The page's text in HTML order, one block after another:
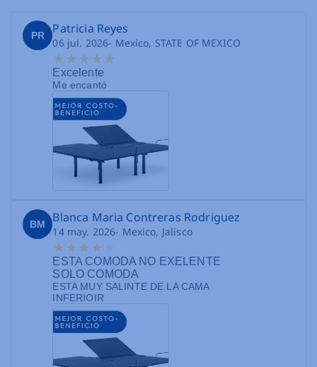
PR Patricia Reyes
06 jul. 2026- Mexico, STATE OF MEXICO
Excelente
Me encantó
BM Blanca Maria Contreras Rodriguez
14 may. 2026- Mexico, Jalisco
ESTA COMODA NO EXELENTE
SOLO COMODA
ESTA MUY SALINTE DE LA CAMA
INFERIOIR